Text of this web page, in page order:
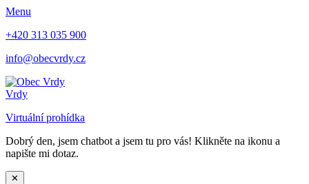
Menu
+420 313 035 900
info@obecvrdy.cz
Vrdy
Virtuální prohídka
Dobrý den, jsem chatbot a jsem tu pro vás! Klikněte na ikonu a
napište mi dotaz.
✕